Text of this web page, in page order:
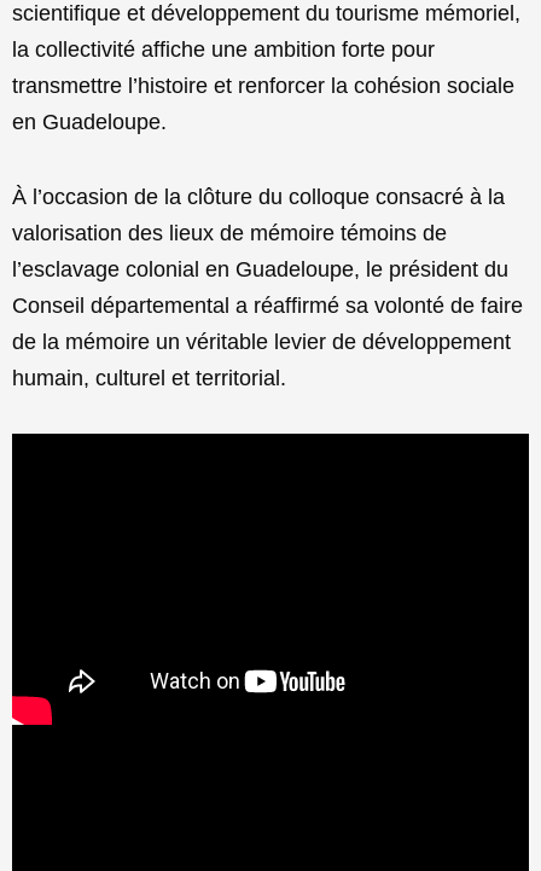
scientifique et développement du tourisme mémoriel,
la collectivité affiche une ambition forte pour
transmettre l’histoire et renforcer la cohésion sociale
en Guadeloupe.
À l’occasion de la clôture du colloque consacré à la
valorisation des lieux de mémoire témoins de
l’esclavage colonial en Guadeloupe, le président du
Conseil départemental a réaffirmé sa volonté de faire
de la mémoire un véritable levier de développement
humain, culturel et territorial.